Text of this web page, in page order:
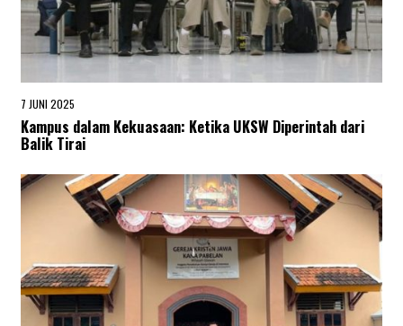
7 JUNI 2025
J
U
N
2
0
2
Kampus dalam Kekuasaan: Ketika UKSW Diperintah dari
Balik Tirai